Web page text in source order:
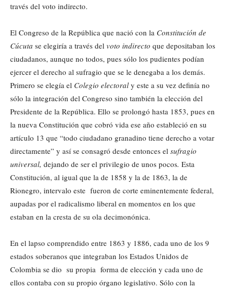
través del voto indirecto.
El Congreso de la República que nació con la Constitución de
Cúcuta se elegiría a través del voto indirecto que depositaban los
ciudadanos, aunque no todos, pues sólo los pudientes podían
ejercer el derecho al sufragio que se le denegaba a los demás.
Primero se elegía el Colegio electoral y este a su vez definía no
sólo la integración del Congreso sino también la elección del
Presidente de la República. Ello se prolongó hasta 1853, pues en
la nueva Constitución que cobró vida ese año estableció en su
artículo 13 que “todo ciudadano granadino tiene derecho a votar
directamente” y así se consagró desde entonces el sufragio
universal, dejando de ser el privilegio de unos pocos. Esta
Constitución, al igual que la de 1858 y la de 1863, la de
Rionegro, intervalo este fueron de corte eminentemente federal,
aupadas por el radicalismo liberal en momentos en los que
estaban en la cresta de su ola decimonónica.
En el lapso comprendido entre 1863 y 1886, cada uno de los 9
estados soberanos que integraban los Estados Unidos de
Colombia se dio su propia forma de elección y cada uno de
ellos contaba con su propio órgano legislativo. Sólo con la